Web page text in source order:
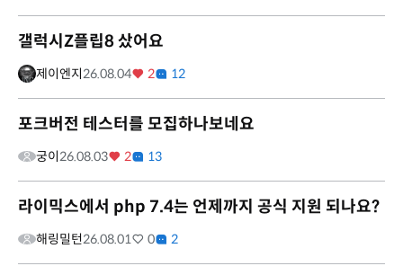
갤럭시Z플립8 샀어요
제이엔지26.08.04 2 12
포크버전 테스터를 모집하나보네요
궁이26.08.03 2 13
라이믹스에서 php 7.4는 언제까지 공식 지원 되나요?
해링밀턴26.08.01 0 2